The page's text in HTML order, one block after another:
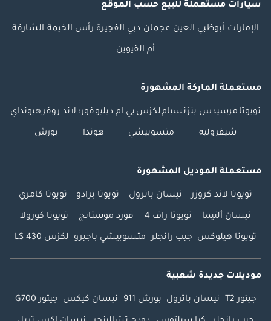
سيارات مستعملة للبيع حسب الموقع
الإمارات أبوظبي العين عجمان دبي الفجيرة رأس الخيمة الشارقة
أم القيوين
مستعملة الماركة المشهورة
تويوتا مرسيدس بنزنسياملكزس بي ام دبليوفوردلاند روفرهيونداي
شيفروليه متسوبيشي هوندا بورش
مستعملة الموديل المشهورة
تويوتا لاند كروزر نيسان باترول تويوتا برادو تويوتا كامري
نيسان ألتيما تويوتا راف 4 فورد موستانج تويوتا كورولا
تويوتا هيلوكس جيب رانجلر متسوبيشي باجيرو لكزس LS 430
موديلات جديدة شعبية
جيتور T2 نيسان باترول بورش 911 نيسان كيكس جيتور G700